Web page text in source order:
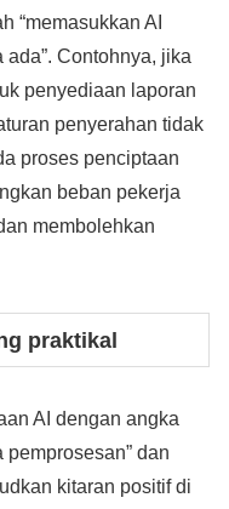
“memasukkan AI
Contohnya, jika
penyediaan laporan
penyerahan tidak
proses penciptaan
beban pekerja
membolehkan
praktikal
AI dengan angka
pemprosesan” dan
kitaran positif di